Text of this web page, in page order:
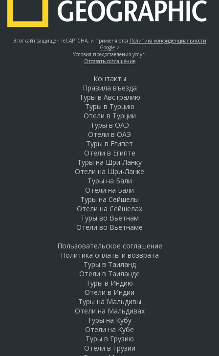
Этот сайт защищен reCAPTCHA, и применяются Политика конфиденциальности
Googleи
Условия предоставления услуг.
Отозвать соглашение
Контакты
Правила въезда
Туры в Австралию
Туры в Турцию
Отели в Турции
Туры в ОАЭ
Отели в ОАЭ
Туры в Египет
Отели в Египте
Туры на Шри-Ланку
Отели на Шри-Ланке
Туры на Бали
Отели на Бали
Туры на Сейшелы
Отели на Сейшелах
Туры во Вьетнам
Отели во Вьетнаме
Пользовательское соглашение
Политика оплаты и возврата
Туры в Таиланд
Отели в Таиланде
Туры в Индию
Отели в Индии
Туры на Мальдивы
Отели на Мальдивах
Туры на Кубу
Отели на Кубе
Туры в Грузию
Отели в Грузии